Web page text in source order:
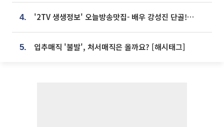
4. '2TV 생생정보' 오늘방송맛집- 배우 강성진 단골! 쌀국수ㆍ푸팟퐁 커리 맛집 '블○○○'
5. 입추매직 '불발', 처서매직은 올까요? [해시태그]